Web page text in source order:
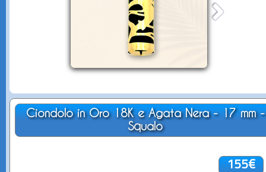
Ciondolo in Oro 18K e Agata Nera - 17 mm -
Squalo
155€